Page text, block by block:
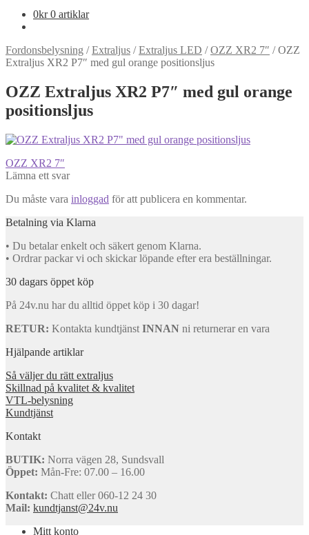
0kr 0 artiklar
Fordonsbelysning /Extraljus /Extraljus LED /OZZ XR2 7″ /OZZ
Extraljus XR2 P7″ med gul orange positionsljus
OZZ Extraljus XR2 P7″ med gul orange
positionsljus
Inläggsnavigering
Föregående
inlägg:
OZZ XR2 7″
Lämna ett svar
Du måste vara inloggad för att publicera en kommentar.
Betalning via Klarna
• Du betalar enkelt och säkert genom Klarna.
• Ordrar packar vi och skickar löpande efter era beställningar.
30 dagars öppet köp
På 24v.nu har du alltid öppet köp i 30 dagar!
RETUR: Kontakta kundtjänst INNAN ni returnerar en vara
Hjälpande artiklar
Så väljer du rätt extraljus
Skillnad på kvalitet & kvalitet
VTL-belysning
Kundtjänst
Kontakt
BUTIK: Norra vägen 28, Sundsvall
Öppet: Mån-Fre: 07.00 – 16.00
Kontakt: Chatt eller 060-12 24 30
Mail: kundtjanst@24v.nu
Mitt konto